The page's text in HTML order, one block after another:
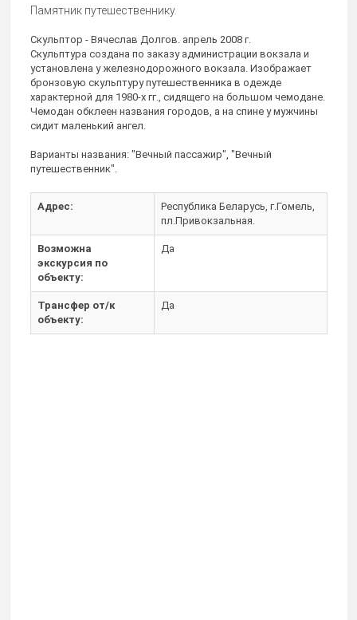
Памятник путешественнику.
Скульптор - Вячеслав Долгов. апрель 2008 г.
Скульптура создана по заказу администрации вокзала и
установлена у железнодорожного вокзала. Изображает
бронзовую скульптуру путешественника в одежде
характерной для 1980-х гг., сидящего на большом чемодане.
Чемодан обклеен названия городов, а на спине у мужчины
сидит маленький ангел.
Варианты названия: "Вечный пассажир", "Вечный
путешественник".
Адрес:
Республика Беларусь, г.Гомель,
пл.Привокзальная.
Возможна
экскурсия по
объекту:
Да
Трансфер от/к
объекту:
Да